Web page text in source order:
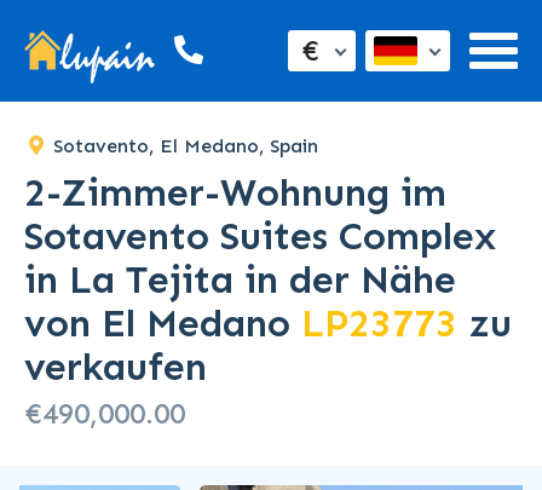
€
Sotavento, El Medano, Spain
2-Zimmer-Wohnung im
Sotavento Suites Complex
in La Tejita in der Nähe
von El Medano LP23773 zu
verkaufen
€490,000.00